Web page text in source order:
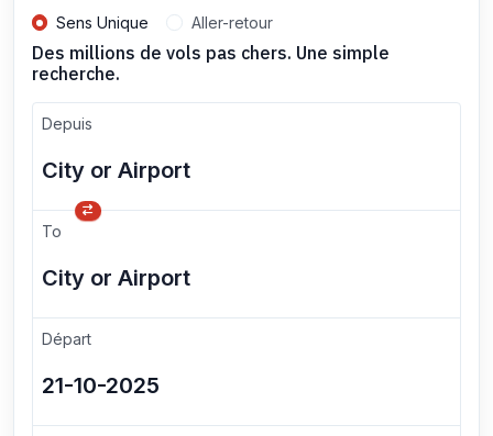
Sens Unique Aller-retour
Des millions de vols pas chers. Une simple
recherche.
Depuis
To
Départ